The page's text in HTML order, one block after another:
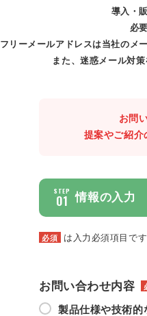
導入・
必
フリーメールアドレスは当社のメ
また、迷惑メール対
お問
提案やご紹介
STEP
01 情報の入力
必須 は入力必須項目です
お問い合わせ内容
製品仕様や技術的